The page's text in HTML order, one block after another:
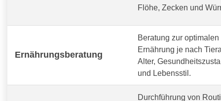
Flöhe, Zecken und
Ernährungsberatung
Beratung zur optimalen
Ernährung je nach
Alter,
und Lebensstil.
Durchführung von